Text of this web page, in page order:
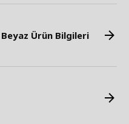
Beyaz Ürün Bilgileri